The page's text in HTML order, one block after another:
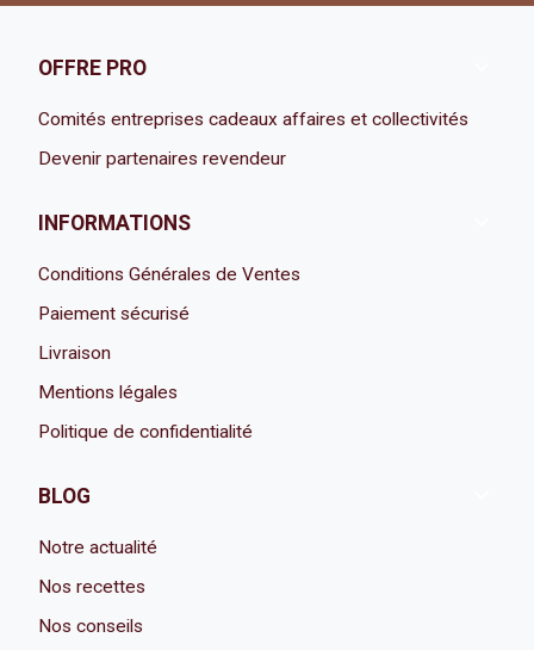
OFFRE PRO
Comités entreprises cadeaux affaires et collectivités
Devenir partenaires revendeur
INFORMATIONS
Conditions Générales de Ventes
Paiement sécurisé
Livraison
Mentions légales
Politique de confidentialité
BLOG
Notre actualité
Nos recettes
Nos conseils